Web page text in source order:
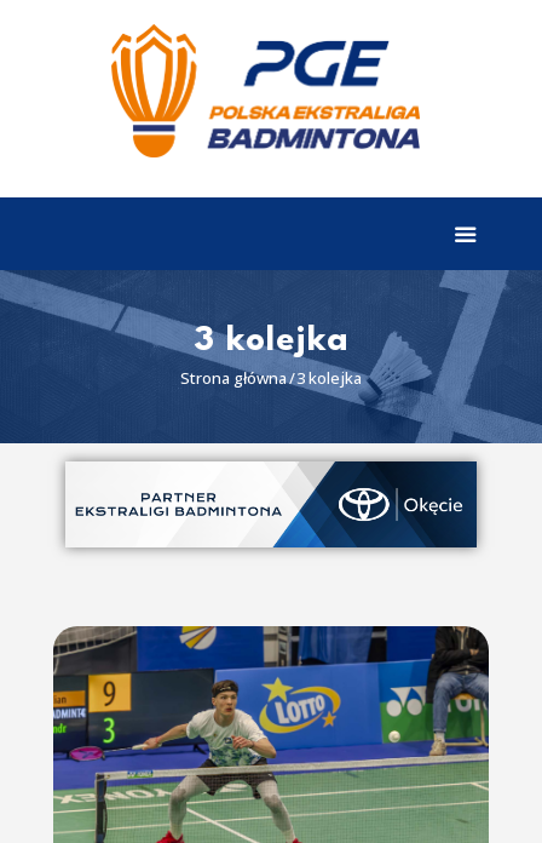
3 kolejka
Strona główna 3 kolejka
EKSTRALIGA
Aktualności
Tabela
Wyniki
Terminarz
I liga
II liga